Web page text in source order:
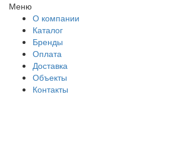
Меню
О компании
Каталог
Бренды
Оплата
Доставка
Объекты
Контакты